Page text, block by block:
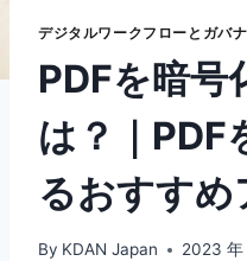
デジタルワークフローとガバ
PDFを暗号
は？｜PDF
るおすす
By KDAN Japan 2023 年